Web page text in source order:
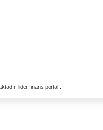
lider finans portalı.